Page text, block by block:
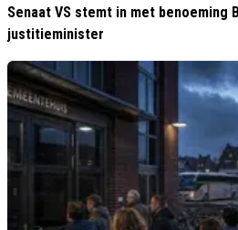
Senaat VS stemt in met benoeming
justitieminister